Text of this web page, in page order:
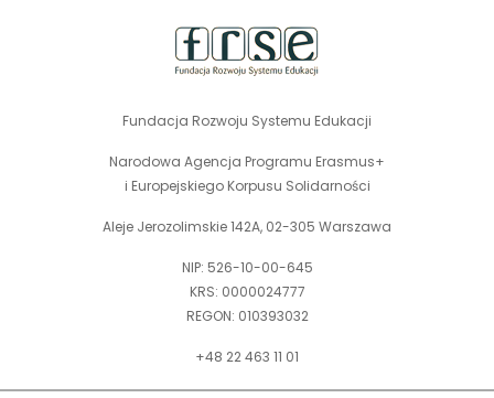
Fundacja Rozwoju Systemu Edukacji
Narodowa Agencja Programu Erasmus+
i Europejskiego Korpusu Solidarności
Aleje Jerozolimskie 142A, 02-305 Warszawa
NIP: 526-10-00-645
KRS: 0000024777
REGON: 010393032
+48 22 463 11 01